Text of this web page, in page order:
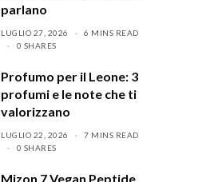
parlano
LUGLIO 27, 2026
6 MINS READ
0 SHARES
Profumo per il Leone: 3
profumi e le note che ti
valorizzano
LUGLIO 22, 2026
7 MINS READ
0 SHARES
Mizon 7 Vegan Peptide